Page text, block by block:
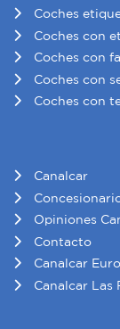
Coches
Coches con
Coches con
Coches con
Coches con
Canalcar
Opiniones
Contacto
Canalcar
Canalcar Las